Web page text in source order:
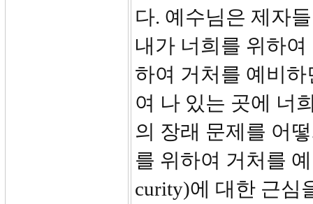
다. 예수님은 제자
내가 너희를 위하
하여 거처를 예비
여 나 있는 곳에 너
의 장래 문제를 어
를 위하여 거처를
curity)에 대한 근심